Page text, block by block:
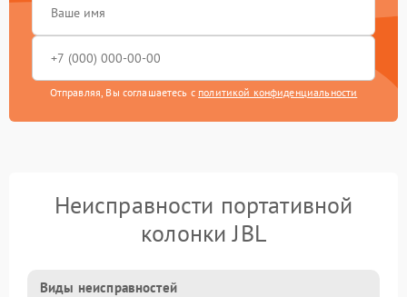
Отправляя, Вы соглашаетесь с политикой конфиденциальности
Неисправности портативной
колонки JBL
Виды неисправностей